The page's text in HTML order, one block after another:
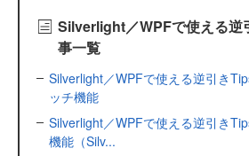
Silverlight／WPFで使える逆
事一覧
Silverlight／WPFで使える逆引き
ッチ機能
Silverlight／WPFで使える逆引き
機能（Silv...